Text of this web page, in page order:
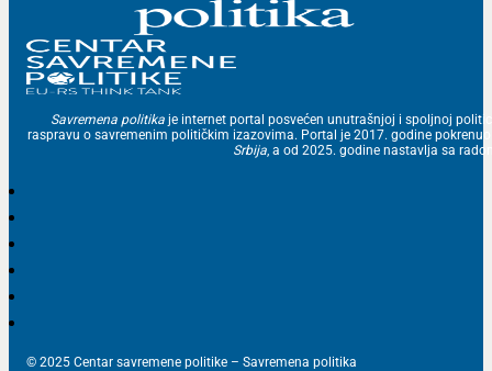
Savremena politika je internet portal posvećen unutrašnjoj i spoljnoj
raspravu o savremenim političkim izazovima. Portal je 2017. godine
Srbija, a od 2025. godine nastavlja sa
© 2025 Centar savremene politike – Savremena politika